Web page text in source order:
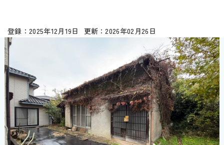
2025年12月19日 2026年02月26日